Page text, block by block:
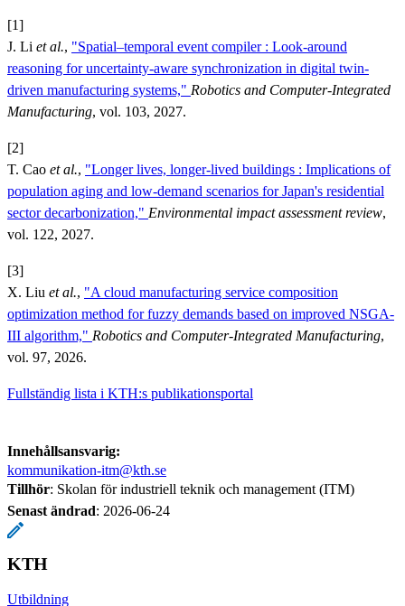
[1]
J. Li et al., "Spatial–temporal event compiler : Look-around
reasoning for uncertainty-aware synchronization in digital twin-
driven manufacturing systems," Robotics and Computer-Integrated
Manufacturing, vol. 103, 2027.
[2]
T. Cao et al., "Longer lives, longer-lived buildings : Implications of
population aging and low-demand scenarios for Japan's residential
sector decarbonization," Environmental impact assessment review,
vol. 122, 2027.
[3]
X. Liu et al., "A cloud manufacturing service composition
optimization method for fuzzy demands based on improved NSGA-
III algorithm," Robotics and Computer-Integrated Manufacturing,
vol. 97, 2026.
Fullständig lista i KTH:s publikationsportal
Innehållsansvarig:
kommunikation-itm@kth.se
Tillhör: Skolan för industriell teknik och management (ITM)
Senast ändrad: 2026-06-24
KTH
Utbildning